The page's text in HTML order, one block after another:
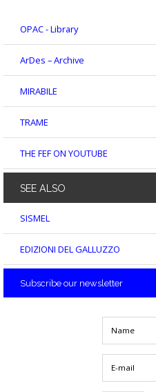
OPAC - Library
ArDes – Archive
MIRABILE
TRAME
THE FEF ON YOUTUBE
SEE ALSO
SISMEL
EDIZIONI DEL GALLUZZO
Subscribe our newsletter